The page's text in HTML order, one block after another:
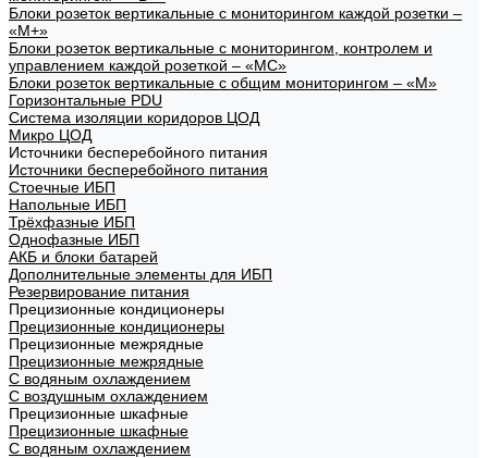
Блоки розеток вертикальные с мониторингом каждой розетки –
«М+»
Блоки розеток вертикальные с мониторингом, контролем и
управлением каждой розеткой – «МС»
Блоки розеток вертикальные с общим мониторингом – «М»
Горизонтальные PDU
Система изоляции коридоров ЦОД
Микро ЦОД
Источники бесперебойного питания
Источники бесперебойного питания
Стоечные ИБП
Напольные ИБП
Трёхфазные ИБП
Однофазные ИБП
АКБ и блоки батарей
Дополнительные элементы для ИБП
Резервирование питания
Прецизионные кондиционеры
Прецизионные кондиционеры
Прецизионные межрядные
Прецизионные межрядные
С водяным охлаждением
С воздушным охлаждением
Прецизионные шкафные
Прецизионные шкафные
С водяным охлаждением